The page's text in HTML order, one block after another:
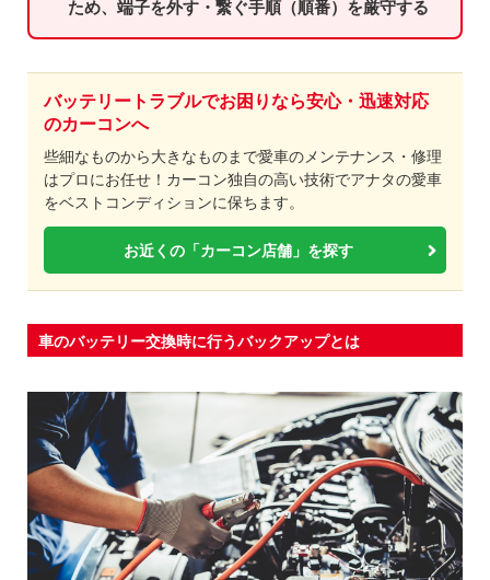
ため、端子を外す・繋ぐ手順（順番）を厳守する
バッテリートラブルでお困りなら安心・迅速対応
のカーコンへ
些細なものから大きなものまで愛車のメンテナンス・修理
はプロにお任せ！カーコン独自の高い技術でアナタの愛車
をベストコンディションに保ちます。
お近くの「カーコン店舗」を探す
車のバッテリー交換時に行うバックアップとは